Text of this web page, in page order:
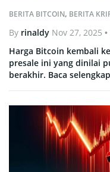
BERITA BITCOIN, BERITA
By rinaldy Nov 27, 2025
Harga Bitcoin kembali
presale ini yang dinilai
berakhir. Baca